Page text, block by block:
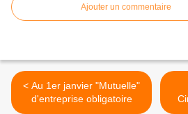
Ajouter un commentaire
< Au 1er janvier "Mutuelle"
d'entreprise obligatoire